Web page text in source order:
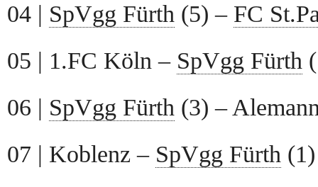
04 | SpVgg Fürth (5) – FC
05 | 1.FC Köln – SpVgg Fürth
06 | SpVgg Fürth (3) –
07 | Koblenz – SpVgg Fürth